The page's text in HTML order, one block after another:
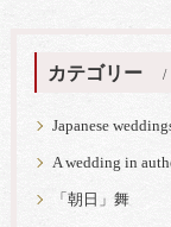
カテゴリー
Japanese
A wedding in
「朝日」舞